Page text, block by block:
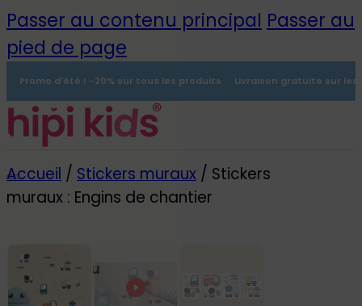
Passer au contenu principal Passer au
pied de page
Promo d'été ! -20% sur tous les produits Livraison gratuite sur
Menu
0
Accueil / Stickers muraux / Stickers
muraux : Engins de chantier